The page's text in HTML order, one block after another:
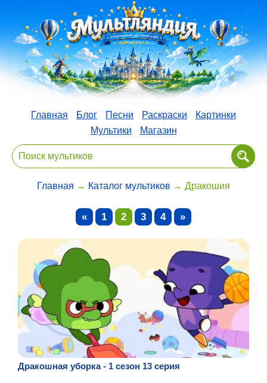
Главная Блог Песни Раскраски
Картинки
Мультики
Магазин
Главная → Каталог мультиков → Дракошия
« 1 2 3 4 »
Дракошная уборка - 1 сезон 13 серия